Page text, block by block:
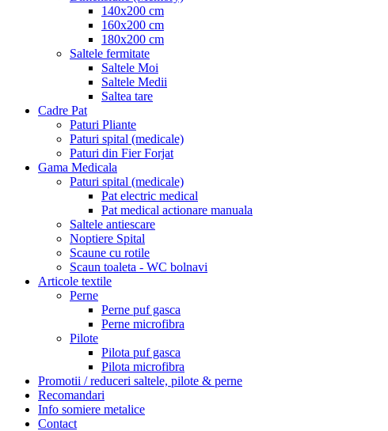
140x200 cm
160x200 cm
180x200 cm
Saltele fermitate
Saltele Moi
Saltele Medii
Saltea tare
Cadre Pat
Paturi Pliante
Paturi spital (medicale)
Paturi din Fier Forjat
Gama Medicala
Paturi spital (medicale)
Pat electric medical
Pat medical actionare manuala
Saltele antiescare
Noptiere Spital
Scaune cu rotile
Scaun toaleta - WC bolnavi
Articole textile
Perne
Perne puf gasca
Perne microfibra
Pilote
Pilota puf gasca
Pilota microfibra
Promotii / reduceri saltele, pilote & perne
Recomandari
Info somiere metalice
Contact